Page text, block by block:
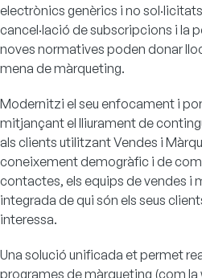
electrònics genèrics i no
cancel·lació de subscripcions i la
noves normatives poden donar
mena de màrqueting.
Modernitzi el seu enfocament i
mitjançant el lliurament de
als clients utilitzant Vendes i
coneixement demogràfic i de
contactes, els equips de vendes i
integrada de qui són els seus
interessa.
Una solució unificada et permet
programes de màrqueting (com la